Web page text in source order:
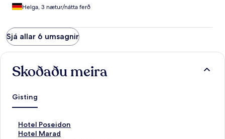
Helga, 3 nætur/nátta ferð
Sjá allar 6 umsagnir
Skoðaðu meira
Gisting
Hotel Poseidon
H
lHotel Marad
H